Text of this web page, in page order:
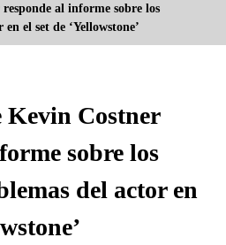
al informe sobre los
el set de ‘Yellowstone’
Kevin Costner
sobre los
del actor en